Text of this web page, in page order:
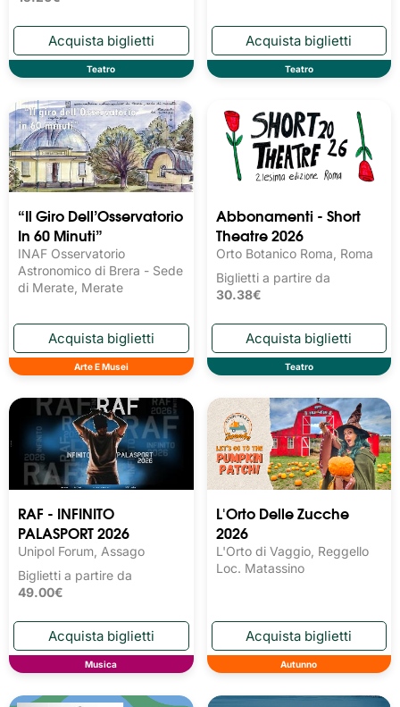
Teatro Teatro
“Il Giro Dell’Osservatorio
In 60 Minuti”
INAF Osservatorio
Astronomico di Brera - Sede
di Merate, Merate
Arte E Musei
Abbonamenti - Short
Theatre 2026
Orto Botanico Roma, Roma
Biglietti a partire da
30.38€
Teatro
RAF - INFINITO
PALASPORT 2026
Unipol Forum, Assago
Biglietti a partire da
49.00€
Musica
L'Orto Delle Zucche
2026
L'Orto di Vaggio, Reggello
Loc. Matassino
Autunno